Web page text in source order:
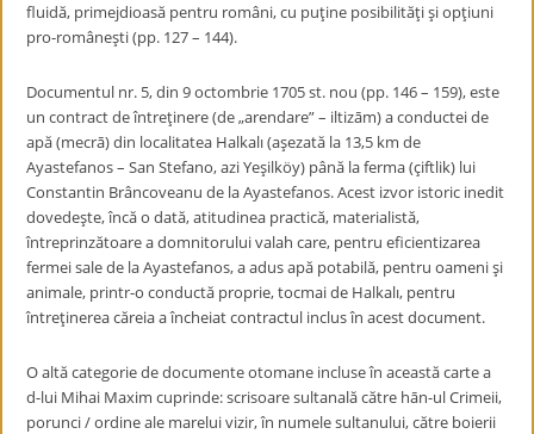
fluidă, primejdioasă pentru români, cu puţine posibilităţi şi opţiuni
pro-româneşti (pp. 127 – 144).
Documentul nr. 5, din 9 octombrie 1705 st. nou (pp. 146 – 159), este
un contract de întreţinere (de „arendare” – iltizām) a conductei de
apă (mecrā) din localitatea Halkalı (aşezată la 13,5 km de
Ayastefanos – San Stefano, azi Yeşilköy) până la ferma (çiftlik) lui
Constantin Brâncoveanu de la Ayastefanos. Acest izvor istoric inedit
dovedeşte, încă o dată, atitudinea practică, materialistă,
întreprinzătoare a domnitorului valah care, pentru eficientizarea
fermei sale de la Ayastefanos, a adus apă potabilă, pentru oameni şi
animale, printr-o conductă proprie, tocmai de Halkalı, pentru
întreţinerea căreia a încheiat contractul inclus în acest document.
O altă categorie de documente otomane incluse în această carte a
d-lui Mihai Maxim cuprinde: scrisoare sultanală către hān-ul Crimeii,
porunci / ordine ale marelui vizir, în numele sultanului, către boierii